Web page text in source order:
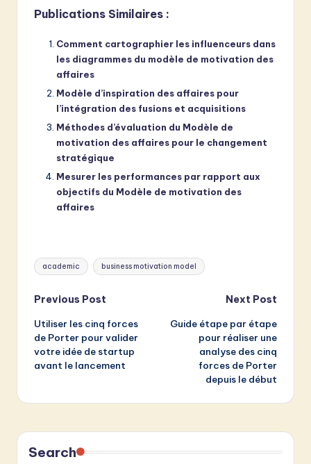
Publications Similaires :
Comment cartographier les influenceurs dans
les diagrammes du modèle de motivation des
affaires
Modèle d’inspiration des affaires pour
l’intégration des fusions et acquisitions
Méthodes d’évaluation du Modèle de
motivation des affaires pour le changement
stratégique
Mesurer les performances par rapport aux
objectifs du Modèle de motivation des
affaires
Tags:
academic business motivation model
Post
navigation
Previous Post
Utiliser les cinq forces
de Porter pour valider
votre idée de startup
avant le lancement
Next Post
Guide étape par étape
pour réaliser une
analyse des cinq
forces de Porter
depuis le début
Search